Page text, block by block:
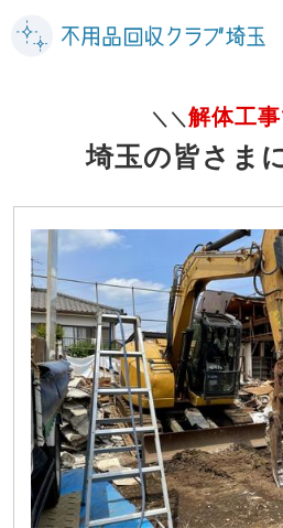
＼＼ 解体工
埼玉の皆さま